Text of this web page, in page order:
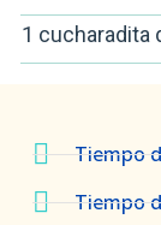
1 cucharadita
Tiempo
Tiempo